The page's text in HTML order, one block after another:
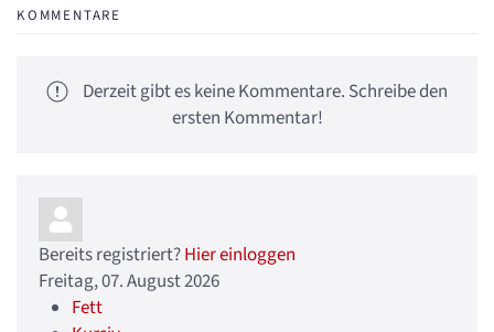
KOMMENTARE
Derzeit gibt es keine Kommentare. Schreibe den
ersten Kommentar!
Bereits registriert?Hier einloggen
Freitag, 07. August 2026
Fett